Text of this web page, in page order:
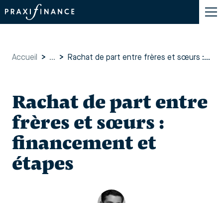
Accueil > ... > Rachat de part entre frères et sœurs : financement et étapes
Rachat de part entre
frères et sœurs :
financement et
étapes